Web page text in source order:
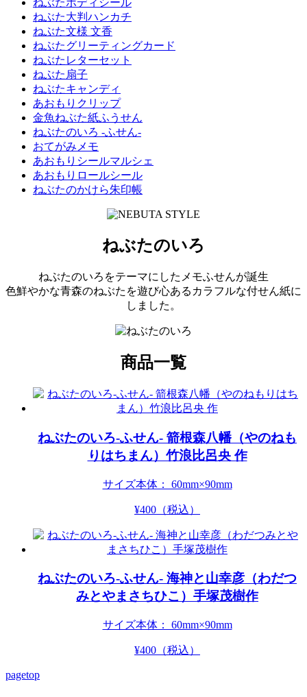
ねぶた大判ハンカチ
ねぶた文様 文香
ねぶたグリーティングカード
ねぶたレターセット
ねぶた扇子
ねぶたキャンディ
あおもりクリップ
金魚ねぶた紙ふうせん
ねぶたのいろ -ふせん-
おてがみメモ
あおもりシールマルシェ
あおもりロールシール
ねぶたのかけら朱印帳
ねぶたのいろ
ねぶたのいろをテーマにしたメモふせんが誕生
色鮮やかな青森のねぶたを遊び心あるカラフルな付せん紙に
しました。
商品一覧
ねぶたのいろ-ふせん- 箭根森八幡（やのねも
りはちまん）竹浪比呂央 作
サイズ本体： 60mm×90mm
¥400 （税込）
ねぶたのいろ-ふせん- 海神と山幸彦（わだつ
みとやまさちひこ）手塚茂樹作
サイズ本体： 60mm×90mm
¥400 （税込）
pagetop